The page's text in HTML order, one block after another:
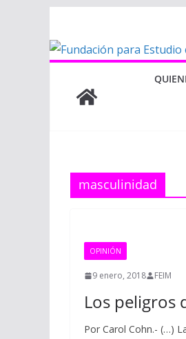
contenido
masculinidad
OPINIÓN
9 enero, 2018 FEIM
Los peligros
Por Carol Cohn.- (…)